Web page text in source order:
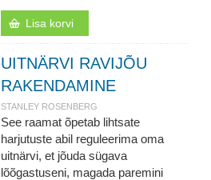
Lisa korvi
UITNÄRVI RAVIJÕU
RAKENDAMINE
STANLEY ROSENBERG
See raamat õpetab lihtsate
harjutuste abil reguleerima oma
uitnärvi, et jõuda sügava
lõõgastuseni, magada paremini